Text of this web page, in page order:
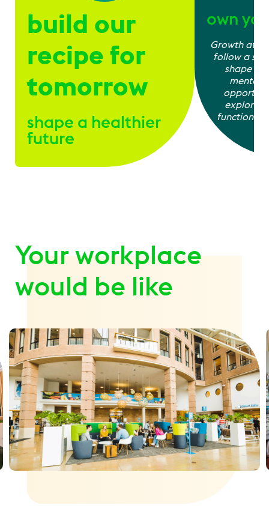
build our
recipe for
tomorrow
shape a healthier
future
own
Growth at
follow a
shape
explore
functions,
Your workplace
would be like